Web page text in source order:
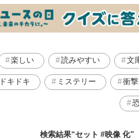
楽しい 読みやすい 文
ドキドキ ミステリー 衝撃
検索結果 セット #映像 化